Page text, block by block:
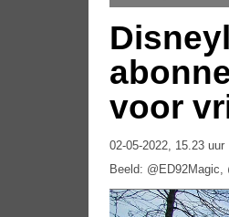
voor
02-05-2022, 15.23 uur
Beeld: